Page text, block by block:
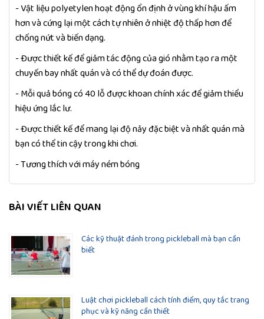
- Vật liệu polyetylen hoạt động ổn định ở vùng khí hậu ấm
hơn và cứng lại một cách tự nhiên ở nhiệt độ thấp hơn để
chống nứt và biến dạng.
- Được thiết kế để giảm tác động của gió nhằm tạo ra một
chuyến bay nhất quán và có thể dự đoán được.
- Mỗi quả bóng có 40 lỗ được khoan chính xác để giảm thiểu
hiệu ứng lắc lư.
- Được thiết kế để mang lại độ nảy đặc biệt và nhất quán mà
bạn có thể tin cậy trong khi chơi.
- Tương thích với máy ném bóng
BÀI VIẾT LIÊN QUAN
Các kỹ thuật đánh trong pickleball mà bạn cần
biết
Luật chơi pickleball cách tính điểm, quy tắc trang
phục và kỹ năng cần thiết